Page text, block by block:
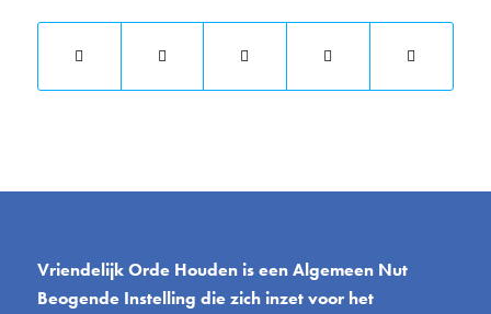
Vriendelijk Orde Houden is een Algemeen Nut
Beogende Instelling die zich inzet voor het